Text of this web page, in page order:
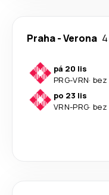
Praha-Verona
pá 20 lis
PRG-VRN· bez
po 23 lis
VRN-PRG· bez